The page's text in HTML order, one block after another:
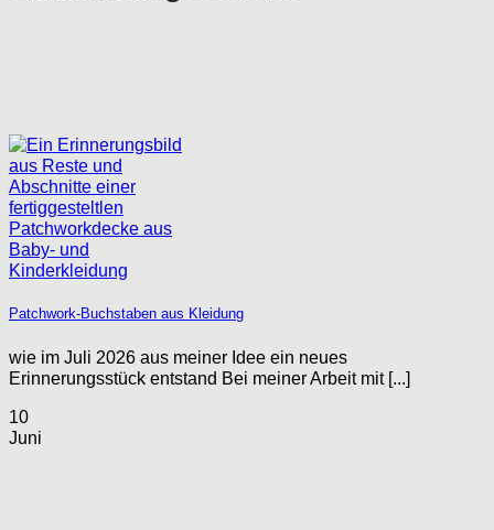
Patchwork-Buchstaben aus Kleidung
wie im Juli 2026 aus meiner Idee ein neues
Erinnerungsstück entstand Bei meiner Arbeit mit [...]
10
Juni